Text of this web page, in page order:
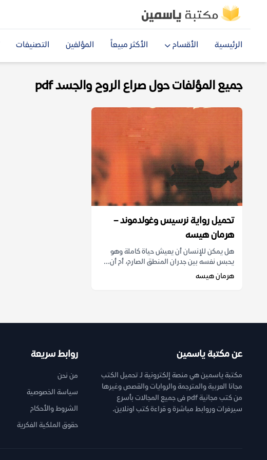
الرئيسية الأقسام الأكثر مبيعاً المؤلفين التصنيفات
جميع المؤلفات حول صراع الروح والجسد pdf
تحميل رواية نرسيس وغولدموند –
هرمان هيسه
هل يمكن للإنسان أن يعيش حياة كاملة وهو
يحبس نفسه بين جدران المنطق الصارم، أم أن...
هرمان هيسه
عن مكتبة ياسمين
مكتبة ياسمين هي منصة إلكترونية لـ تحميل الكتب
مجانا العربية والمترجمة والروايات والقصص وغيرها
من كتب مجانية pdf فى جميع المجالات بأسرع
سيرفرات وروابط مباشرة و قراءة كتب اونلاين.
روابط سريعة
من نحن
سياسة الخصوصية
الشروط والأحكام
حقوق الملكية الفكرية